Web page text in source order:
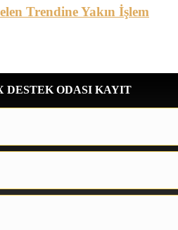
Trendine Yakın İşlem
DESTEK ODASI KAYIT